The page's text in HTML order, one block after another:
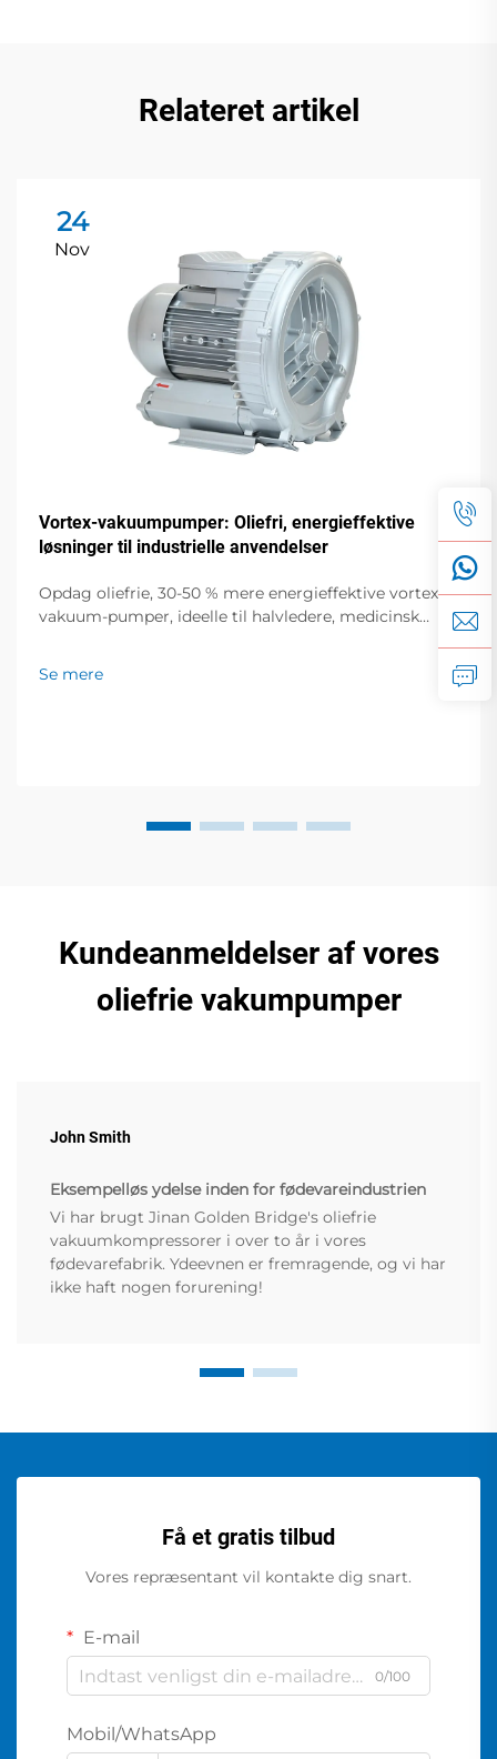
Relateret artikel
24
Nov
Vortex-vakuumpumper: Oliefri, energieffektive
løsninger til industrielle anvendelser
Opdag oliefrie, 30-50 % mere energieffektive vortex-
vakuum-pumper, ideelle til halvledere, medicinsk
Se mere
Kundeanmeldelser af vores
oliefrie vakumpumper
John Smith
Eksempelløs ydelse inden for fødevareindustrien
Vi har brugt Jinan Golden Bridge's oliefrie
vakuumkompressorer i over to år i vores
fødevarefabrik. Ydeevnen er fremragende, og vi har
ikke haft nogen forurening!
Få et gratis tilbud
Vores repræsentant vil kontakte dig snart.
E-mail
0/100
Mobil/WhatsApp